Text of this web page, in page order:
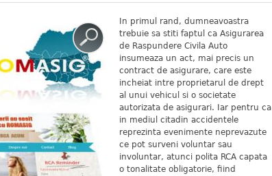
In primul rand, dumneavoastra
trebuie sa stiti faptul ca Asigurarea
de Raspundere Civila Auto
insumeaza un act, mai precis un
contract de asigurare, care este
incheiat intre proprietarul de drept
al unui vehicul si o societate
autorizata de asigurari. Iar pentru ca
in mediul citadin accidentele
reprezinta evenimente neprevazute
ce pot surveni voluntar sau
involuntar, atunci polita RCA capata
o tonalitate obligatorie, fiind